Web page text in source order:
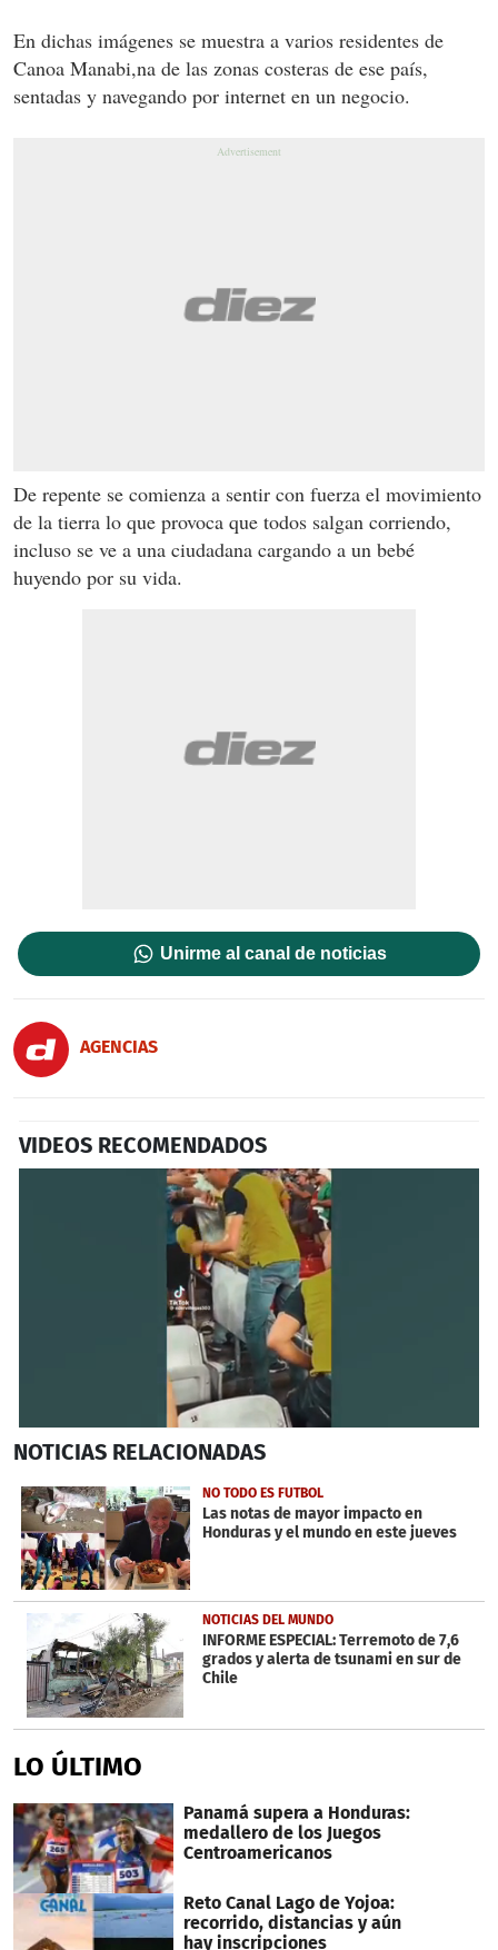
En dichas imágenes se muestra a varios residentes de
Canoa Manabi,na de las zonas costeras de ese país,
sentadas y navegando por internet en un negocio.
De repente se comienza a sentir con fuerza el movimiento
de la tierra lo que provoca que todos salgan corriendo,
incluso se ve a una ciudadana cargando a un bebé
huyendo por su vida.
Unirme al canal de noticias
AGENCIAS
VIDEOS RECOMENDADOS
seconds
28
seconds
NOTICIAS RELACIONADAS
NO TODO ES FUTBOL
Las notas de mayor impacto en
Honduras y el mundo en este jueves
NOTICIAS DEL MUNDO
INFORME ESPECIAL: Terremoto de 7,6
grados y alerta de tsunami en sur de
Chile
LO ÚLTIMO
Panamá supera a Honduras:
medallero de los Juegos
Centroamericanos
Reto Canal Lago de Yojoa:
recorrido, distancias y aún
hay inscripciones